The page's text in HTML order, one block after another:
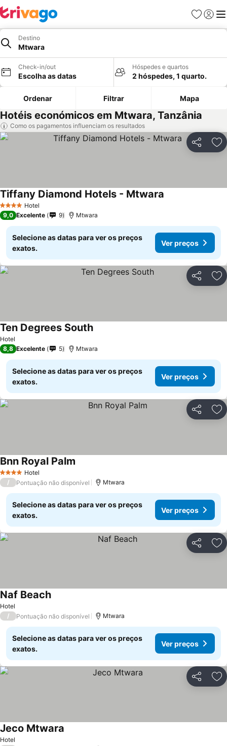
Favoritos
Iniciar
Destino
Mtwara
Check-in/out
Escolha as datas
Hóspedes e quartos
2 hóspedes, 1 quarto.
Ordenar Filtrar Mapa
Hotéis económicos em Mtwara, Tanzânia
Como os pagamentos influenciam os resultados
Partilhar
4 EstrelasHotel
Tiffany Diamond Hotels - Mtwara
9,0 Excelente 9 Mtwara
Selecione as datas para ver os preços
exatos.
Ver preços
Partilhar
Hotel
Ten Degrees South
8,8 Excelente 5 Mtwara
Selecione as datas para ver os preços
exatos.
Ver preços
Partilhar
4 EstrelasHotel
Bnn Royal Palm
/ Pontuação não disponível Mtwara
Selecione as datas para ver os preços
exatos.
Ver preços
Partilhar
Hotel
Naf Beach
/ Pontuação não disponível Mtwara
Selecione as datas para ver os preços
exatos.
Ver preços
Partilhar
Hotel
Jeco Mtwara